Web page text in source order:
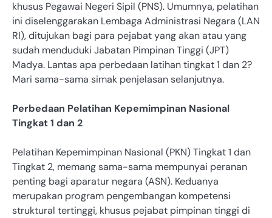
khusus Pegawai Negeri Sipil (PNS). Umumnya, pelatihan
ini diselenggarakan Lembaga Administrasi Negara (LAN
RI), ditujukan bagi para pejabat yang akan atau yang
sudah menduduki Jabatan Pimpinan Tinggi (JPT)
Madya. Lantas apa perbedaan latihan tingkat 1 dan 2?
Mari sama-sama simak penjelasan selanjutnya.
Perbedaan Pelatihan Kepemimpinan Nasional
Tingkat 1 dan 2
Pelatihan Kepemimpinan Nasional (PKN) Tingkat 1 dan
Tingkat 2, memang sama-sama mempunyai peranan
penting bagi aparatur negara (ASN). Keduanya
merupakan program pengembangan kompetensi
struktural tertinggi, khusus pejabat pimpinan tinggi di